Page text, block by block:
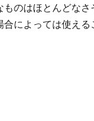
のはほとんどなさ
によっては使える